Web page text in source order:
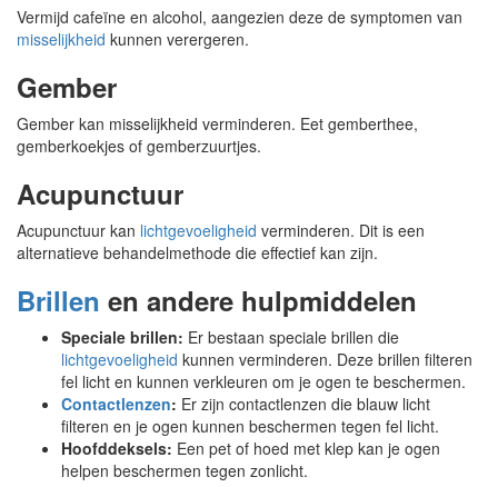
Vermijd cafeïne en alcohol, aangezien deze de symptomen van
misselijkheid kunnen verergeren.
Gember
Gember kan misselijkheid verminderen. Eet gemberthee,
gemberkoekjes of gemberzuurtjes.
Acupunctuur
Acupunctuur kan lichtgevoeligheid verminderen. Dit is een
alternatieve behandelmethode die effectief kan zijn.
Brillen en andere hulpmiddelen
Speciale brillen: Er bestaan speciale brillen die
lichtgevoeligheid kunnen verminderen. Deze brillen filteren
fel licht en kunnen verkleuren om je ogen te beschermen.
Contactlenzen: Er zijn contactlenzen die blauw licht
filteren en je ogen kunnen beschermen tegen fel licht.
Hoofddeksels: Een pet of hoed met klep kan je ogen
helpen beschermen tegen zonlicht.